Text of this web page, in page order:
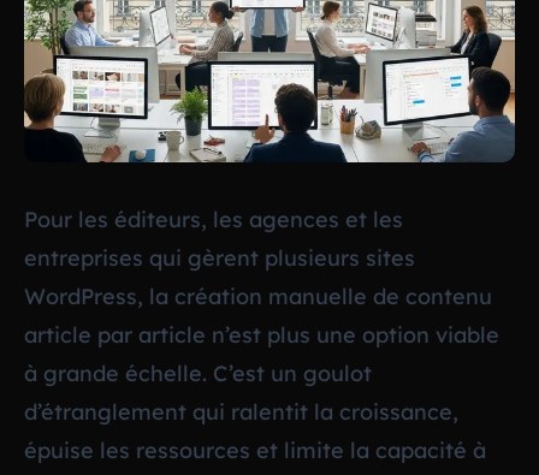
Pour les éditeurs, les agences et les
entreprises qui gèrent plusieurs sites
WordPress, la création manuelle de contenu
article par article n’est plus une option viable
à grande échelle. C’est un goulot
d’étranglement qui ralentit la croissance,
épuise les ressources et limite la capacité à